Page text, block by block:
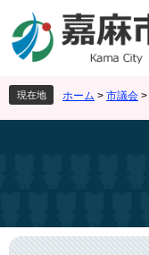
ジ
先
頭
で
ュ
を
飛
ば
現在地 ホーム > 市議会 >
本